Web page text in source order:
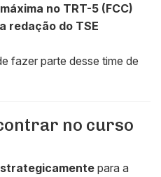
no TRT-5 (FCC)
redação do TSE
fazer parte desse time de
no curso
para a